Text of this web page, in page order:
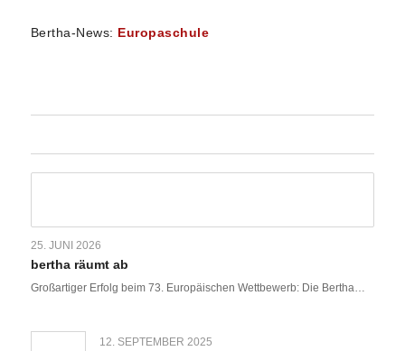
Bertha-News: Europaschule
25. JUNI 2026
bertha räumt ab
Großartiger Erfolg beim 73. Europäischen Wettbewerb: Die Bertha…
12. SEPTEMBER 2025